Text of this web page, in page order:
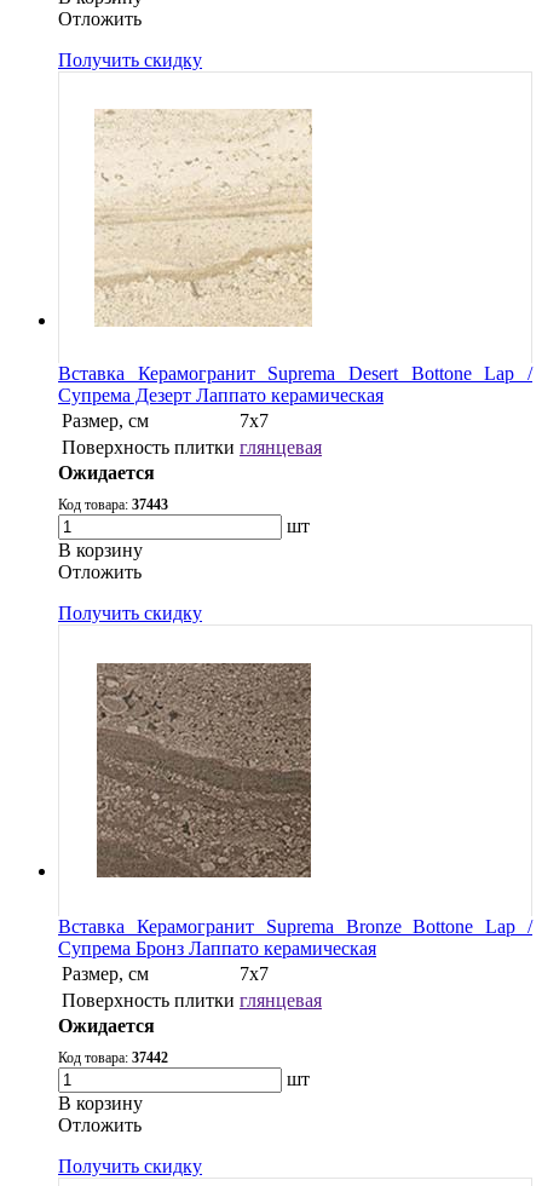
Oтложить
Получить скидку
Вставка Керамогранит Suprema Desert Bottone Lap /
Супрема Дезерт Лаппато керамическая
Размер, см
7х7
Поверхность плитки глянцевая
Ожидается
Код товара: 37443
шт
В корзину
Oтложить
Получить скидку
Вставка Керамогранит Suprema Bronze Bottone Lap /
Супрема Бронз Лаппато керамическая
Размер, см
7х7
Поверхность плитки глянцевая
Ожидается
Код товара: 37442
шт
В корзину
Oтложить
Получить скидку